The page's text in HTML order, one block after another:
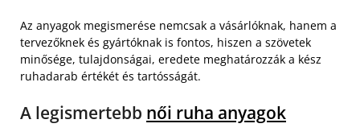
Az anyagok megismerése nemcsak a vásárlóknak, hanem a
tervezőknek és gyártóknak is fontos, hiszen a szövetek
minősége, tulajdonságai, eredete meghatározzák a kész
ruhadarab értékét és tartósságát.
A legismertebb női ruha anyagok